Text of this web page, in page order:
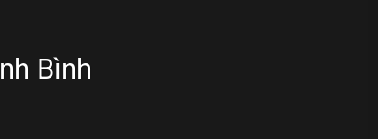
Bình